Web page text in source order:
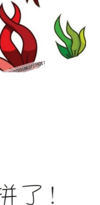
诱导行为
其他